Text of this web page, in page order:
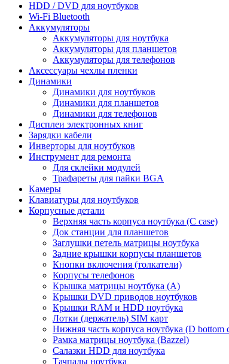
HDD / DVD для ноутбуков
Wi-Fi Bluetooth
Аккумуляторы
Аккумуляторы для ноутбука
Аккумуляторы для планшетов
Аккумуляторы для телефонов
Аксессуары чехлы пленки
Динамики
Динамики для ноутбуков
Динамики для планшетов
Динамики для телефонов
Дисплеи электронных книг
Зарядки кабели
Инверторы для ноутбуков
Инструмент для ремонта
Для склейки модулей
Трафареты для пайки BGA
Камеры
Клавиатуры для ноутбуков
Корпусные детали
Верхняя часть корпуса ноутбука (С case)
Док станции для планшетов
Заглушки петель матрицы ноутбука
Задние крышки корпусы планшетов
Кнопки включения (толкатели)
Корпусы телефонов
Крышка матрицы ноутбука (A)
Крышки DVD приводов ноутбуков
Крышки RAM и HDD ноутбука
Лотки (держатель) SIM карт
Нижняя часть корпуса ноутбука (D bottom
Рамка матрицы ноутбука (Bazzel)
Салазки HDD для ноутбука
Тачпады ноутбука